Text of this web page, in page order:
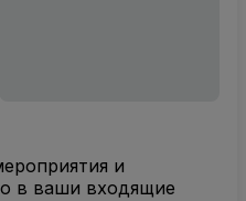
и
в ваши входящие